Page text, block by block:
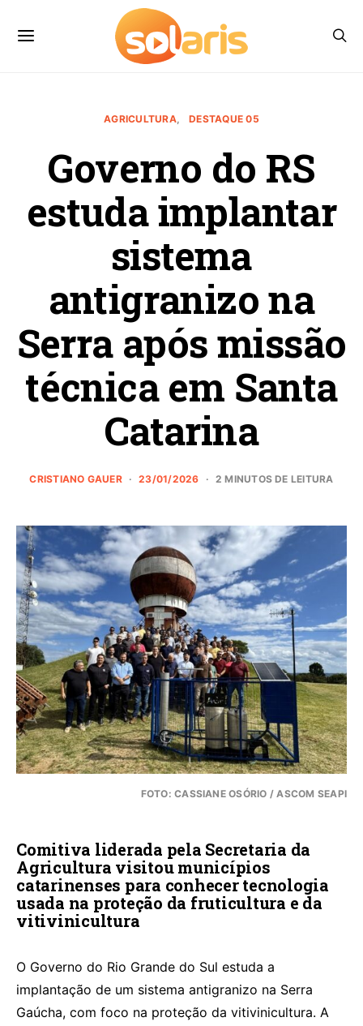
AGRICULTURA DESTAQUE 05
Governo do RS
estuda implantar
sistema
antigranizo na
Serra após missão
técnica em Santa
Catarina
CRISTIANO GAUER 23/01/2026 2 MINUTOS DE LEITURA
FOTO: CASSIANE OSÓRIO / ASCOM SEAPI
Comitiva liderada pela Secretaria da
Agricultura visitou municípios
catarinenses para conhecer tecnologia
usada na proteção da fruticultura e da
vitivinicultura
O Governo do Rio Grande do Sul estuda a
implantação de um sistema antigranizo na Serra
Gaúcha, com foco na proteção da vitivinicultura. A